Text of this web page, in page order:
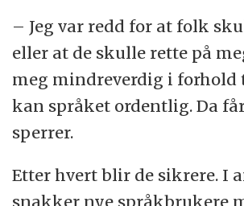
– Jeg var redd for at folk
eller at de skulle rette på
meg mindreverdig i forhold
kan språket ordentlig. Da
sperrer.
Etter hvert blir de sikrere. I
snakker nye språkbrukere